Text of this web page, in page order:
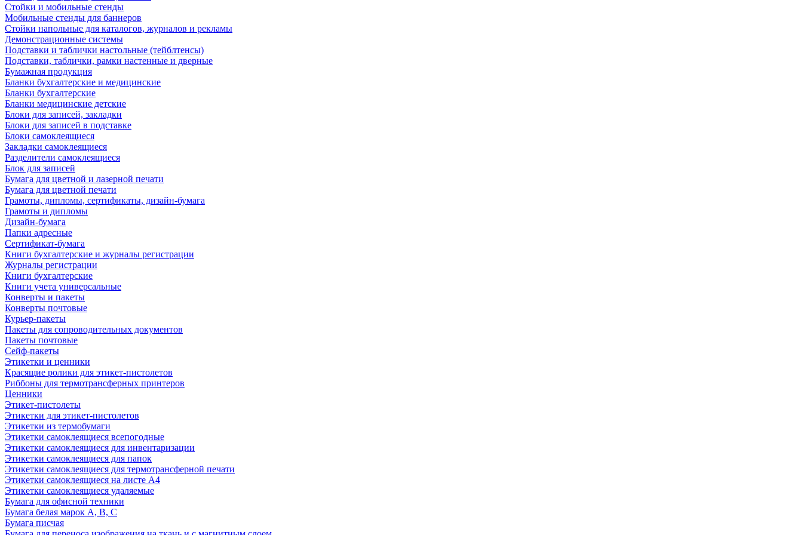
Стойки и мобильные стенды
Мобильные стенды для баннеров
Стойки напольные для каталогов, журналов и рекламы
Демонстрационные системы
Подставки и таблички настольные (тейблтенсы)
Подставки, таблички, рамки настенные и дверные
Бумажная продукция
Бланки бухгалтерские и медицинские
Бланки бухгалтерские
Бланки медицинские детские
Блоки для записей, закладки
Блоки для записей в подставке
Блоки самоклеящиеся
Закладки самоклеящиеся
Разделители самоклеящиеся
Блок для записей
Бумага для цветной и лазерной печати
Бумага для цветной печати
Грамоты, дипломы, сертификаты, дизайн-бумага
Грамоты и дипломы
Дизайн-бумага
Папки адресные
Сертификат-бумага
Книги бухгалтерские и журналы регистрации
Журналы регистрации
Книги бухгалтерские
Книги учета универсальные
Конверты и пакеты
Конверты почтовые
Курьер-пакеты
Пакеты для сопроводительных документов
Пакеты почтовые
Сейф-пакеты
Этикетки и ценники
Красящие ролики для этикет-пистолетов
Риббоны для термотрансферных принтеров
Ценники
Этикет-пистолеты
Этикетки для этикет-пистолетов
Этикетки из термобумаги
Этикетки самоклеящиеся всепогодные
Этикетки самоклеящиеся для инвентаризации
Этикетки самоклеящиеся для папок
Этикетки самоклеящиеся для термотрансферной печати
Этикетки самоклеящиеся на листе А4
Этикетки самоклеящиеся удаляемые
Бумага для офисной техники
Бумага белая марок А, В, С
Бумага писчая